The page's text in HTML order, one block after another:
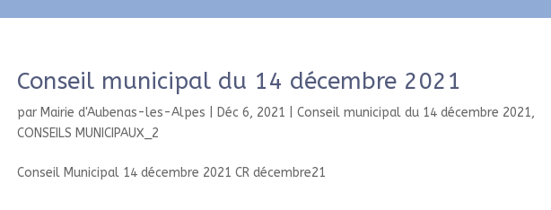
Conseil municipal du 14 décembre 2021
par Mairie d'Aubenas-les-Alpes Déc 6, 2021 Conseil municipal du 14 décembre 2021,
CONSEILS MUNICIPAUX_2
Conseil Municipal 14 décembre 2021 CR décembre21